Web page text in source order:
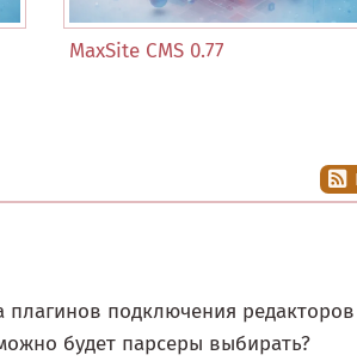
MaxSite CMS 0.77
плагинов подключения редакторов
будет парсеры выбирать?